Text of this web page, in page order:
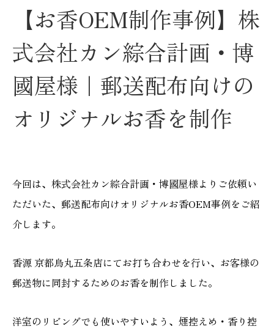
【お香OEM制作事例】株
式会社カン綜合計画・博
國屋様｜郵送配布向けの
オリジナルお香を制作
今回は、株式会社カン綜合計画・博國屋様よりご依頼い
ただいた、郵送配布向けオリジナルお香OEM事例をご紹
介します。
香源 京都烏丸五条店にてお打ち合わせを行い、お客様の
郵送物に同封するためのお香を制作しました。
洋室のリビングでも使いやすいよう、煙控えめ・香り控